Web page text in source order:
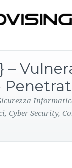
–
Cyber Security,